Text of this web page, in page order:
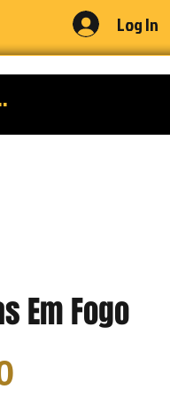
Log In
Em Fogo